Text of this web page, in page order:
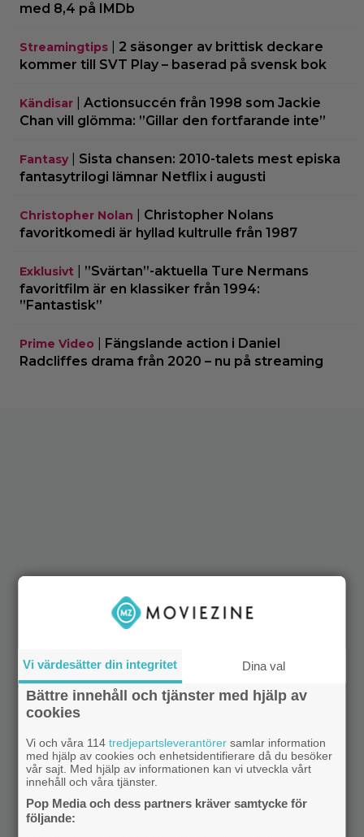
med 8,4 på IMDb
Streamingtips
2 säsonger av brittisk deckare
kommer till SVT Play – baserad på svensk bok
Kändisar
Actionsuccén från 1998 som Jackie
Chan vill glömma: ”Gillar den fortfarande inte”
Fantasy| Sista chansen: 2010-talets mest episka
fantasytrilogi lämnar Netflix i augusti
Christopher Nolan
Christopher Nolans
favoritkomedi är hyllad kultrulle från 1987
Exklusivt
”Svärtan”-aktuella Ture Nermans
favoritfilm är en klassiker från 1994:
”Fantastisk”
Prime Video
Fängslande action i Daniel
Radcliffes drama från 2020 – nu på streaming
Vi värdesätter din integritet Dina val
Bättre innehåll och tjänster med hjälp av
cookies
Vi och våra 114tredjepartsleverantörer samlar information
med hjälp av cookies och enhetsidentifierare då du besöker
vår sajt. Med hjälp av informationen kan vi utveckla vårt
innehåll och våra tjänster.
Pop Media och dess partners kräver samtycke för
följande: